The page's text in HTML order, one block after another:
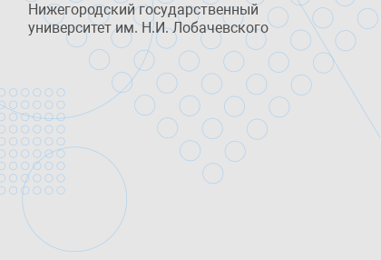
Нижегородский государственный
университет им. Н.И. Лобачевского